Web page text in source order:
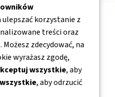
korzystanie z
treści oraz
zdecydować, na
wyrażasz zgodę,
wszystkie, aby
, aby odrzucić